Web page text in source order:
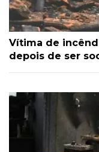
Vítima de
depois de ser